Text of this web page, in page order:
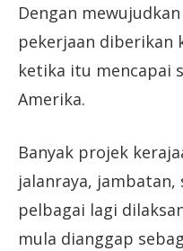
Dengan
pekerjaan diberikan
ketika itu mencapai
Amerika.
Banyak projek
jalanraya,
pelbagai lagi
mula dianggap